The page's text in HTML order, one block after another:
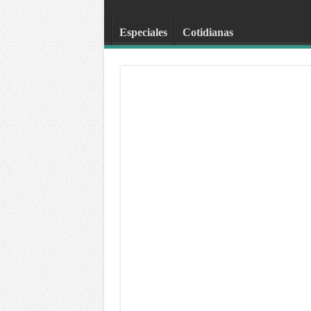
Especiales Cotidianas